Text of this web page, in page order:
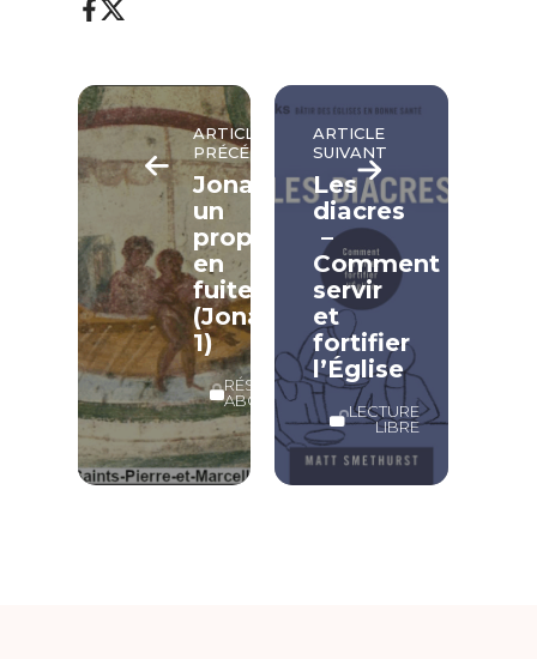
ARTICLE
PRÉCÉDENT
Jonas,
un
prophète
en
fuite
(Jonas
1)
RÉSERVÉ
ABONNÉS
ARTICLE
SUIVANT
Les
diacres
–
Comment
servir
et
fortifier
l’Église
LECTURE
LIBRE